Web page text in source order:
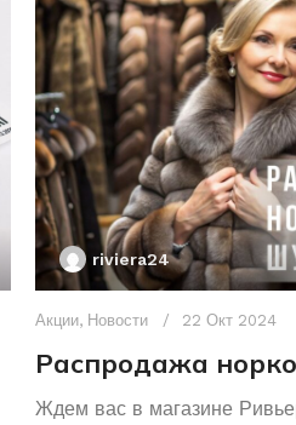
riviera24
Акции, Новости 22 Окт 2024
Распродажа
Ждем вас в магазине